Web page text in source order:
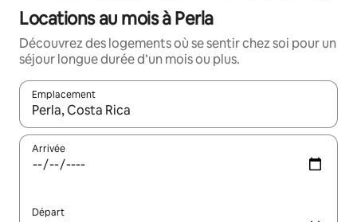
Locations au mois à Perla
Découvrez des logements où se sentir chez soi pour un
séjour longue durée d’un mois ou plus.
Emplacement
Quand les résultats sont affichés, parcourez-les en utilisant
Arrivée
Départ